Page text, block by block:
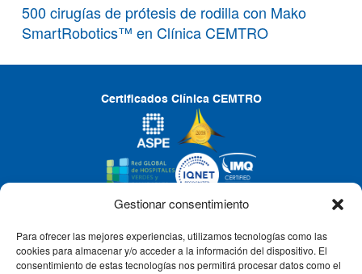
Gestionar consentimiento
Para ofrecer las mejores experiencias, utilizamos tecnologías como las
cookies para almacenar y/o acceder a la información del dispositivo. El
consentimiento de estas tecnologías nos permitirá procesar datos como el
500 cirugías de prótesis de rodilla con Mako
SmartRobotics™ en Clínica CEMTRO
Certificados Clínica CEMTRO
CLÍNICA CEMTRO